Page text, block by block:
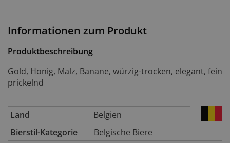
Informationen zum Produkt
Produktbeschreibung
Gold, Honig, Malz, Banane, würzig-trocken, elegant, fein
prickelnd
Land
Belgien
Bierstil-Kategorie
Belgische Biere